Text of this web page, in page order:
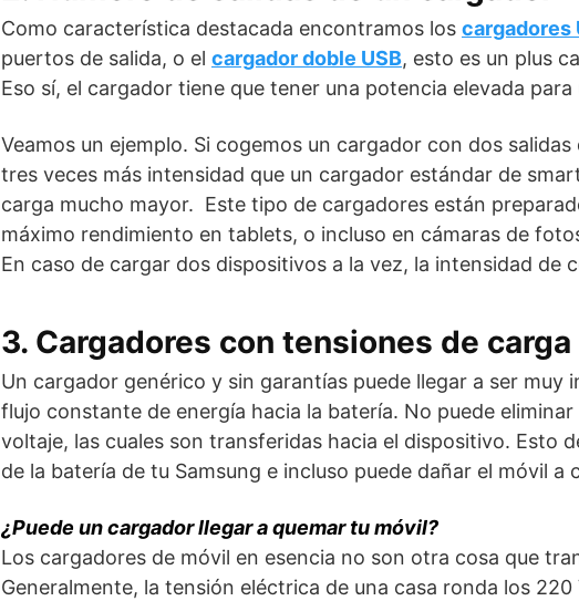
Como característica destacada encontramos los cargadores
puertos de salida, o el cargador doble USB, esto es un plus
Eso sí, el cargador tiene que tener una potencia elevada
Veamos un ejemplo. Si cogemos un cargador con dos
tres veces más intensidad que un cargador estándar de
carga mucho mayor. Este tipo de cargadores están
máximo rendimiento en tablets, o incluso en cámaras de
En caso de cargar dos dispositivos a la vez, la intensidad de
3. Cargadores con tensiones de
Un cargador genérico y sin garantías puede llegar a ser muy
flujo constante de energía hacia la batería. No puede
voltaje, las cuales son transferidas hacia el dispositivo. Esto
de la batería de tu Samsung e incluso puede dañar el móvil a
¿Puede un cargador llegar a quemar tu móvil?
Los cargadores de móvil en esencia no son otra cosa que
Generalmente, la tensión eléctrica de una casa ronda los